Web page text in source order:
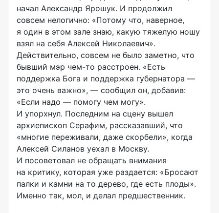
начал Александр Ярошук. И продолжил
совсем нелогично: «Потому что, наверное,
я один в этом зале знаю, какую тяжелую ношу
взял на себя Алексей Николаевич».
Действительно, совсем не было заметно, что
бывший мэр чем-то расстроен. «Есть
поддержка Бога и поддержка губернатора —
это очень важно», — сообщил он, добавив:
«Если надо — помогу чем могу».
И упорхнул. Последним на сцену вышел
архиепископ Серафим, рассказавший, что
«многие переживали, даже скорбели», когда
Алексей Силанов уехал в Москву.
И посоветовал не обращать внимания
на критику, которая уже раздается: «Бросают
палки и камни на то дерево, где есть плоды».
Именно так, мол, и делал предшественник.